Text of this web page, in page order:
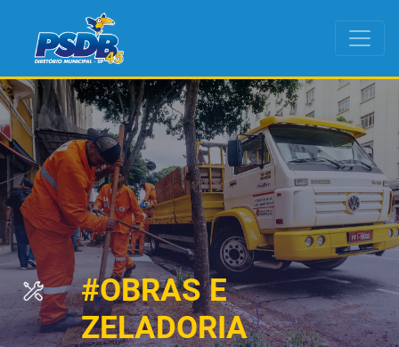
#OBRAS E
ZELADORIA